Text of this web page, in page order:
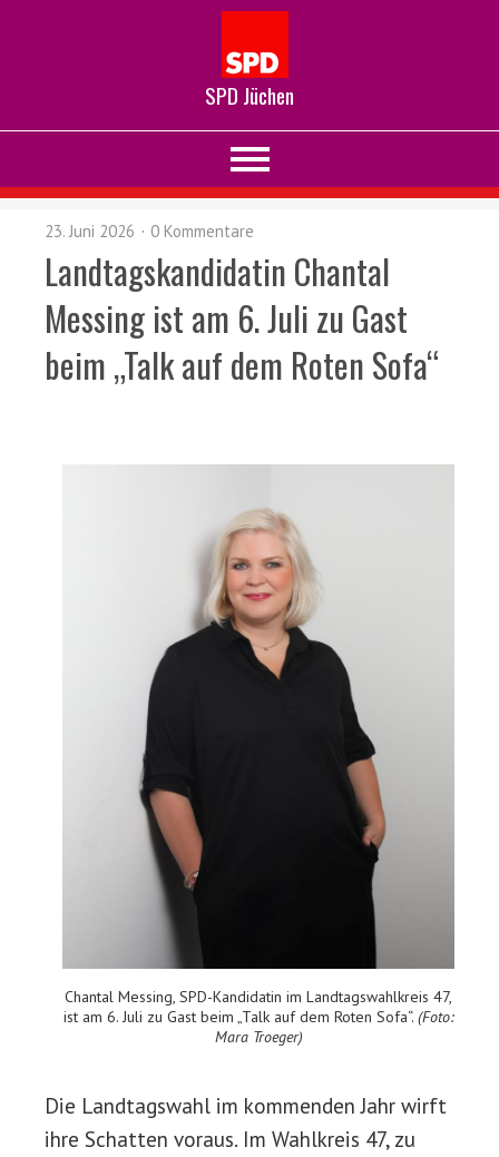
SPD Jüchen
23. Juni 2026 0 Kommentare
Landtagskandidatin Chantal
Messing ist am 6. Juli zu Gast
beim „Talk auf dem Roten Sofa“
Chantal Messing, SPD-Kandidatin im Landtagswahlkreis 47,
ist am 6. Juli zu Gast beim „Talk auf dem Roten Sofa“. (Foto:
Mara Troeger)
Die Landtagswahl im kommenden Jahr wirft
ihre Schatten voraus. Im Wahlkreis 47, zu